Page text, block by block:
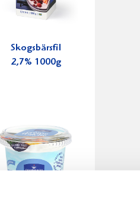
Skogsbärsfil
2,7% 1000g